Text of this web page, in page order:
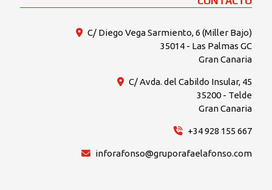
C/ Diego Vega Sarmiento, 6 (Miller Bajo)
35014 - Las Palmas GC
Gran Canaria
C/ Avda. del Cabildo Insular, 45
35200 - Telde
Gran Canaria
+34 928 155 667
inforafonso@gruporafaelafonso.com